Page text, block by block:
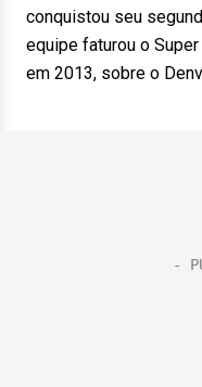
conquistou seu
equipe faturou o
em 2013, sobre o